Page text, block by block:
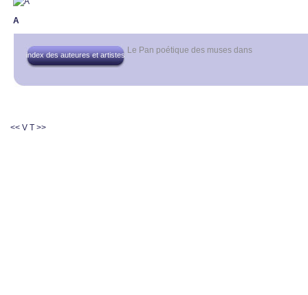
A
Le Pan poétique des muses dans
index des auteures et artistes
<< V T >>